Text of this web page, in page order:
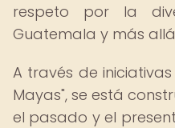
respeto por la
Guatemala y más
A través de
Mayas", se está
el pasado y el